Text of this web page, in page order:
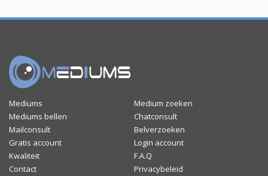
Mediums
Medium zoeken
Mediums bellen
Chatconsult
Mailconsult
Belverzoeken
Gratis account
Login account
Kwaliteit
F.A.Q
Contact
Privacybeleid